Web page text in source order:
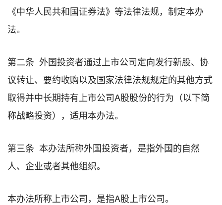
《中华人民共和国证券法》等法律法规，制定本办
法。
第二条 外国投资者通过上市公司定向发行新股、协
议转让、要约收购以及国家法律法规规定的其他方式
取得并中长期持有上市公司A股股份的行为（以下简
称战略投资），适用本办法。
第三条 本办法所称外国投资者，是指外国的自然
人、企业或者其他组织。
本办法所称上市公司，是指A股上市公司。